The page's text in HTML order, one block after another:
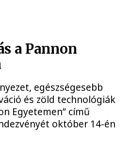
a Pannon
egészségesebb
és zöld technológiák
Egyetemen” című
október 14-én